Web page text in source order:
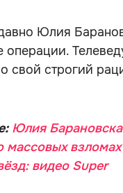
Юлия
операции.
свой строгий
Юлия
массовых
видео Super